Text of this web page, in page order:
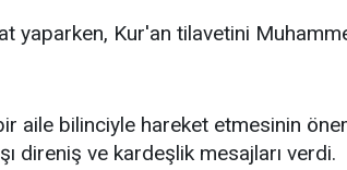
yaparken, Kur'an tilavetini
aile bilinciyle hareket etmesinin
direniş ve kardeşlik mesajları verdi.